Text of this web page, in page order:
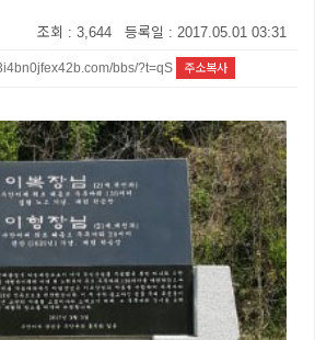
조회 : 3,644 등록일 : 2017.05.01 03:31
bbs/?t=qS 주소복사